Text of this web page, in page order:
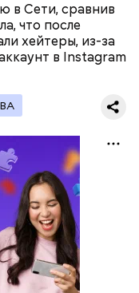
в Сети, сравнив
что после
хейтеры, из-за
в Instagram
важно не
суток. В его
радиации в
были на ногах.
радиации.
Работа и
— говорит он.